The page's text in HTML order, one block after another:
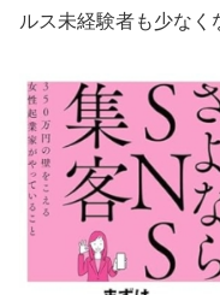
ルス未経験者も少なく